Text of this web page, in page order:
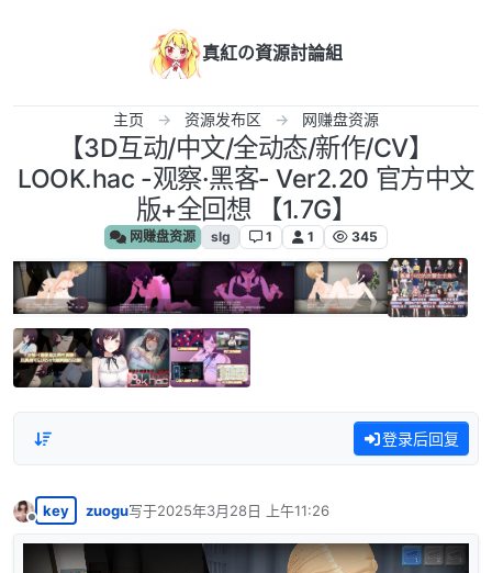
真紅の資源討論組
主页 资源发布区 网赚盘资源
【3D互动/中文/全动态/新作/CV】
LOOK.hac -观察·黑客- Ver2.20 官方中文
版+全回想 【1.7G】
网赚盘资源 slg 1 1 345
登录后回复
离线
key zuogu写于2025年3月28日 上午11:26
最后由 编辑